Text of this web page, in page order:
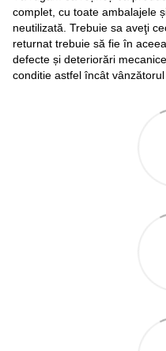
complet, cu toate ambalajele
neutilizată. Trebuie sa aveţi
returnat trebuie să fie în
defecte și deteriorări
conditie astfel încât